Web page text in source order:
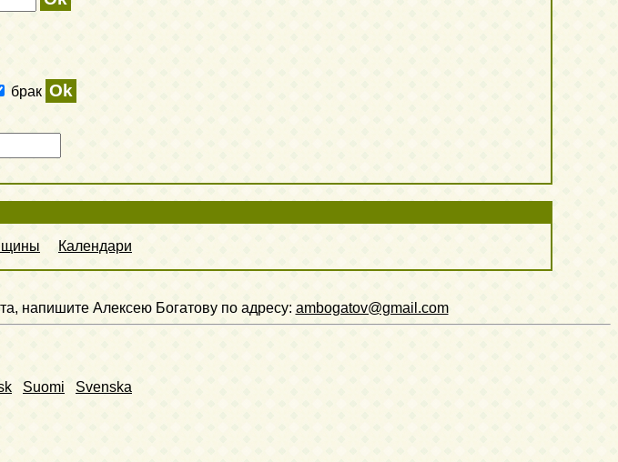
брак
Календари
напишите Алексею Богатову по адресу: ambogatov@gmail.com
Suomi Svenska